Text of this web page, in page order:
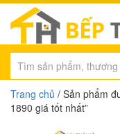
Trang chủ / Sản phẩm
1890 giá tốt nhất”